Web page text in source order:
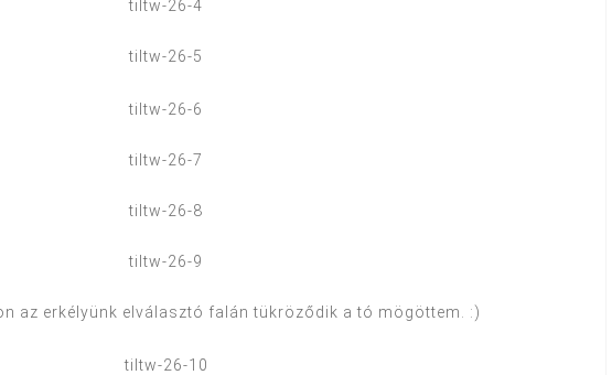
az erkélyünk elválasztó falán tükröződik a tó mögöttem. :)